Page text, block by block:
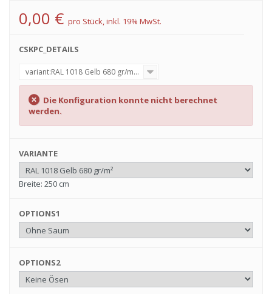
0,00 € pro Stück, inkl. 19% MwSt.
CSKPC_DETAILS
variant:RAL 1018 Gelb 680 gr/m²;options1:Mit Hohlsaum
Die Konfiguration konnte nicht berechnet
werden.
VARIANTE
Breite: 250 cm
OPTIONS1
OPTIONS2